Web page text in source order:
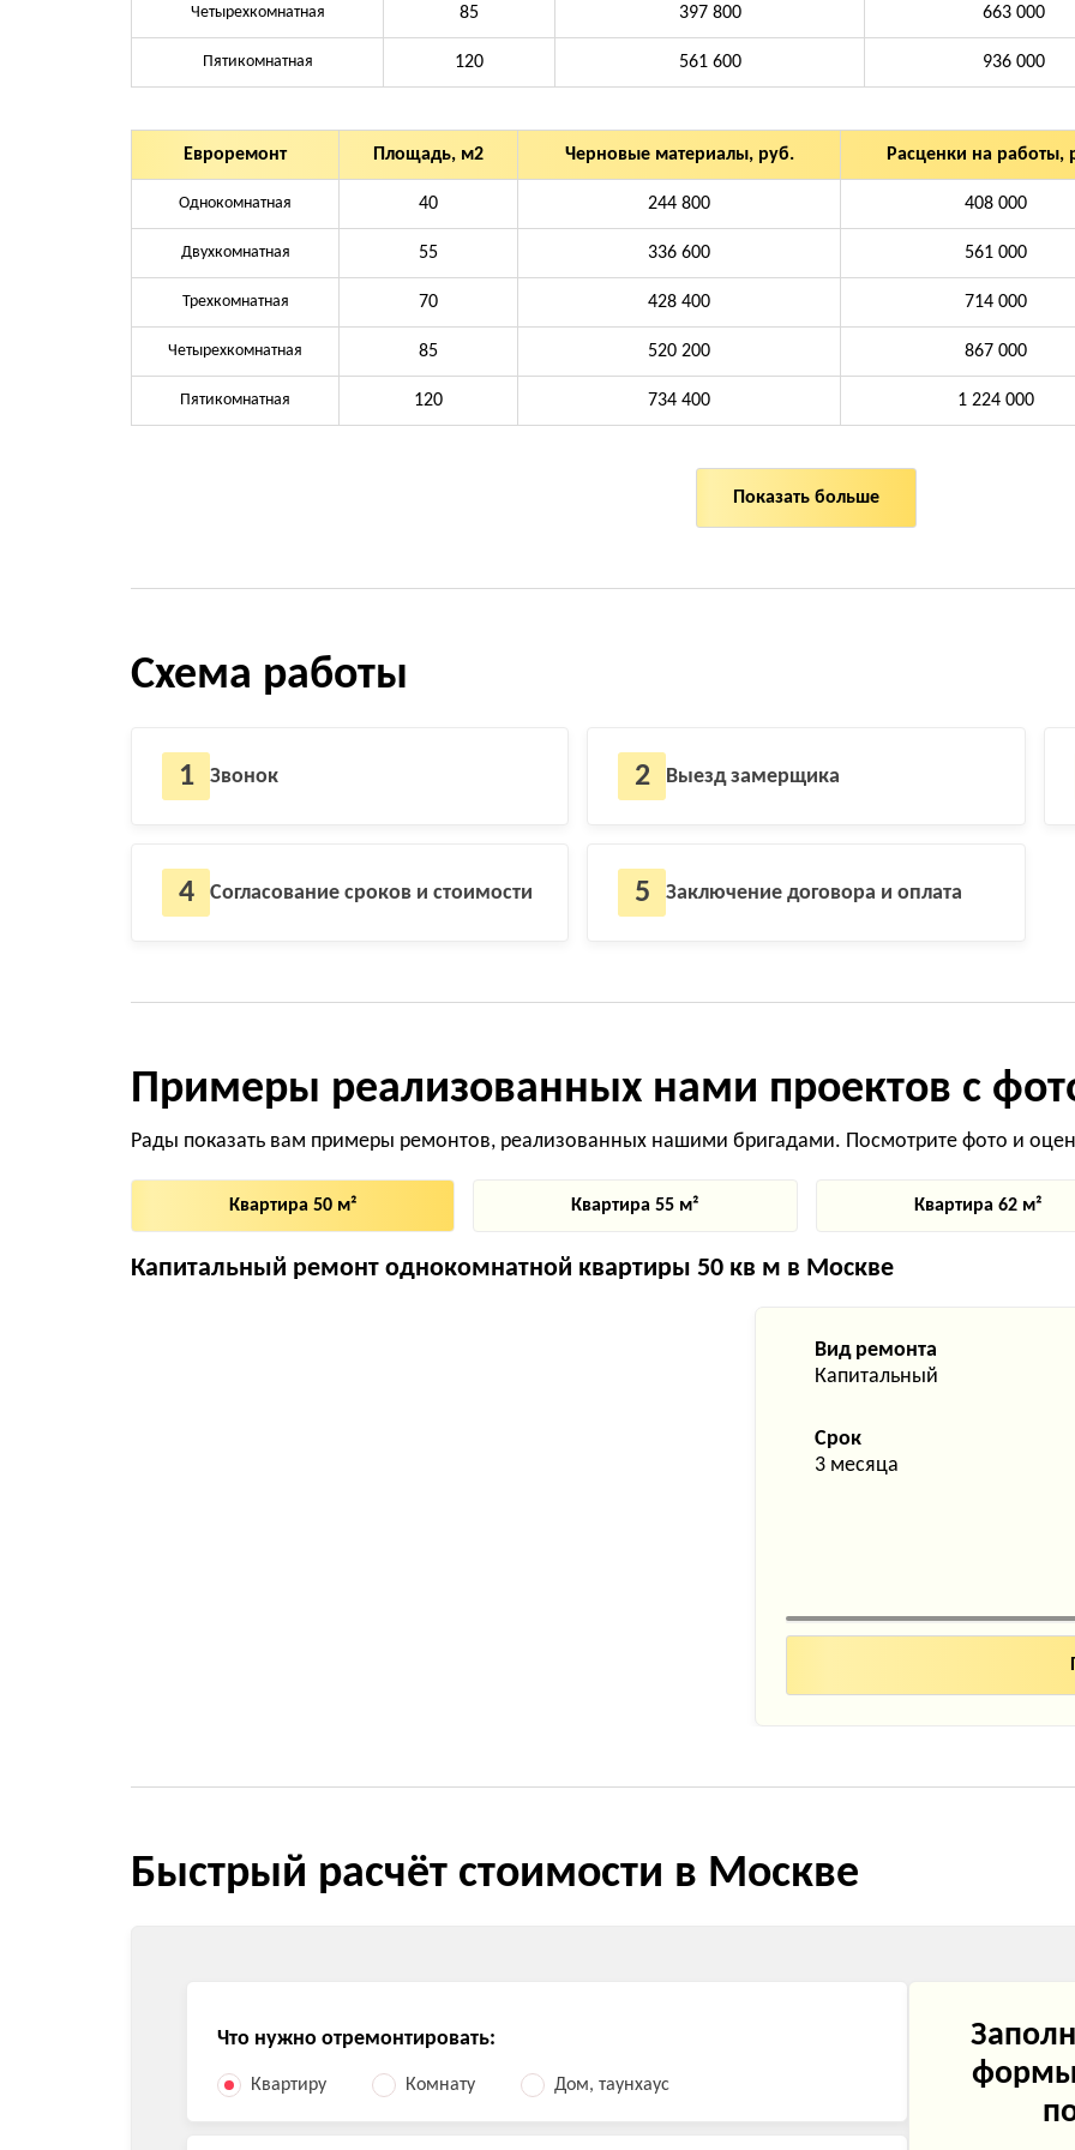
Четырехкомнатная 85 397 800 663 000
Пятикомнатная 120 561 600 936 000
Евроремонт Площадь, м2 Черновые материалы, руб. Расценки на работы,
Однокомнатная 40 244 800 408 000
Двухкомнатная 55 336 600 561 000
Трехкомнатная 70 428 400 714 000
Четырехкомнатная 85 520 200 867 000
Пятикомнатная 120 734 400 1 224 000
Показать больше
Схема работы
1 Звонок 2 Выезд замерщика
4 Согласование сроков и стоимости 5 Заключение договора и оплата
Примеры реализованных нами проектов с
Рады показать вам примеры ремонтов, реализованных нашими бригадами. Посмотрите фото и
Квартира 50 м² Квартира 55 м² Квартира 62 м²
Капитальный ремонт однокомнатной квартиры 50 кв м в Москве
Вид ремонта
Капитальный
Срок
3 месяца
Быстрый расчёт стоимости в Москве
Что нужно отремонтировать:
Квартиру Комнату Дом, таунхаус
формы